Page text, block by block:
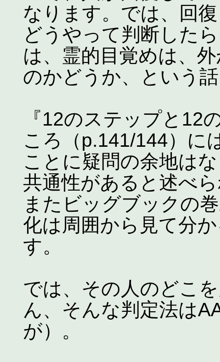
なります。では、回
どうやって判断した
は、霊的目覚めは、
のかどうか、という
『12のステップと12
ころ（p.141/144）に
ことに疑問の余地は
共通性があると述べ
またビッグブックの
化は周囲から見て分
す。
では、その人のどこ
ん、そんな判定法は
が）。